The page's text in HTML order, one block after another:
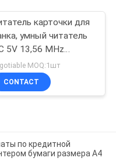
карточки для
умный читатель
5V 13,56 MHz
RFID
RF
MOQ:1шт
CONTACT
по кредитной
бумаги размера A4